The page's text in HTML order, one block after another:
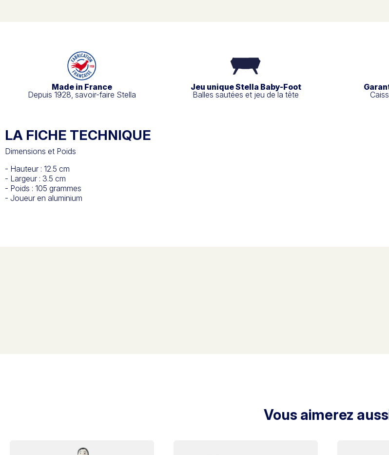
Made in France
Depuis 1928, savoir-faire Stella
Jeu unique Stella Baby-Foot
Balles sautées et jeu de la tête
LA FICHE TECHNIQUE
Dimensions et Poids
- Hauteur : 12.5 cm
- Largeur : 3.5 cm
- Poids : 105 grammes
- Joueur en aluminium
Vous aimerez